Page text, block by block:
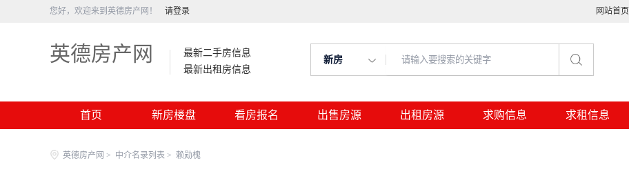
您好，欢迎来到英德房产网！ 请登录 网站首页
英德房产网
最新二手房信息
最新出租房信息
新房
首页 新房楼盘 看房报名 出售房源 出租房源 求购信息 求租信息
英德房产网 > 中介名录列表 > 赖勋槐